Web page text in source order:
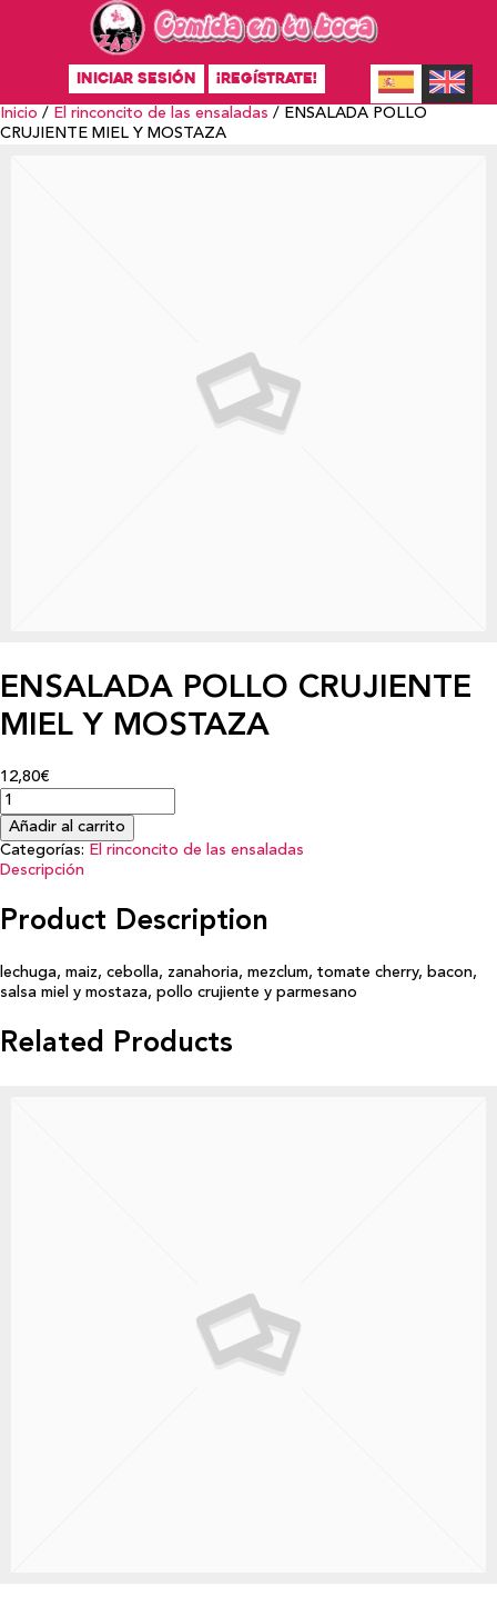
INICIAR SESIÓN ¡REGÍSTRATE!
Inicio / El rinconcito de las ensaladas / ENSALADA POLLO
CRUJIENTE MIEL Y MOSTAZA
ENSALADA POLLO CRUJIENTE
MIEL Y MOSTAZA
12,80€
Añadir al carrito
Categorías: El rinconcito de las ensaladas
Descripción
Product Description
lechuga, maiz, cebolla, zanahoria, mezclum, tomate cherry, bacon,
salsa miel y mostaza, pollo crujiente y parmesano
Related Products